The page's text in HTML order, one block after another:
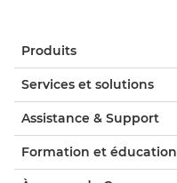
Produits
Services et solutions
Assistance & Support
Formation et éducation